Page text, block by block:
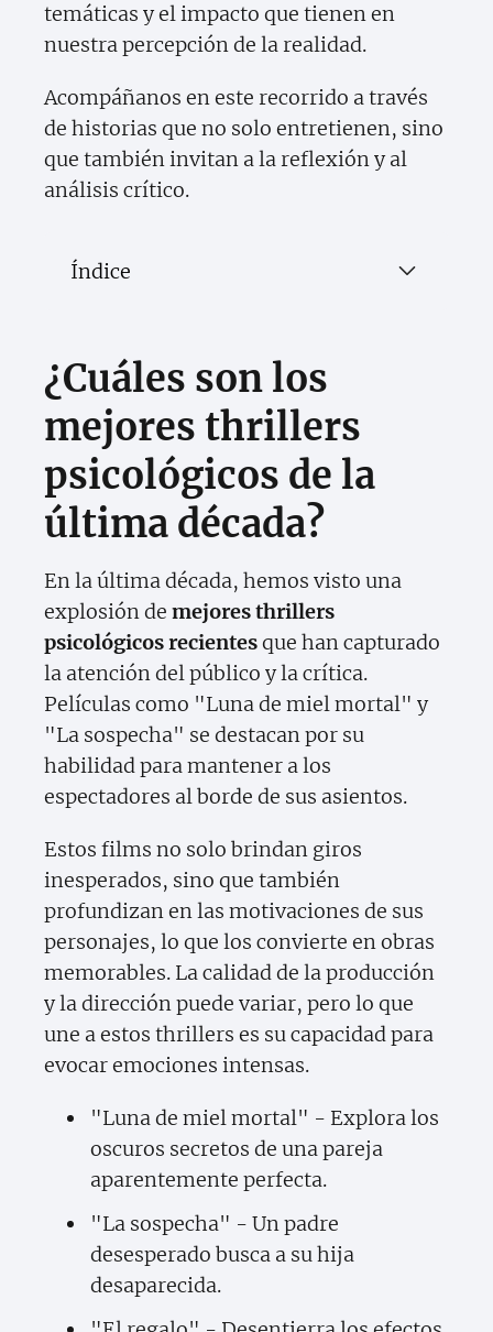
temáticas y el impacto que tienen en
nuestra percepción de la realidad.
Acompáñanos en este recorrido a través
de historias que no solo entretienen, sino
que también invitan a la reflexión y al
análisis crítico.
Índice
¿Cuáles son los
mejores thrillers
psicológicos de la
última década?
En la última década, hemos visto una
explosión de mejores thrillers
psicológicos recientesque han capturado
la atención del público y la crítica.
Películas como "Luna de miel mortal" y
"La sospecha" se destacan por su
habilidad para mantener a los
espectadores al borde de sus asientos.
Estos films no solo brindan giros
inesperados, sino que también
profundizan en las motivaciones de sus
personajes, lo que los convierte en obras
memorables. La calidad de la producción
y la dirección puede variar, pero lo que
une a estos thrillers es su capacidad para
evocar emociones intensas.
"Luna de miel mortal" - Explora los
oscuros secretos de una pareja
aparentemente perfecta.
"La sospecha" - Un padre
desesperado busca a su hija
desaparecida.